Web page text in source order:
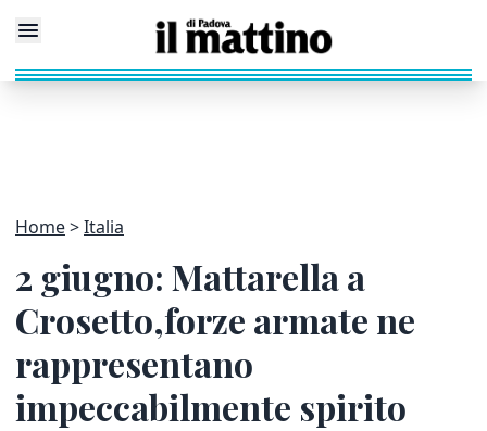
Home Italia
2 giugno: Mattarella a
Crosetto,forze armate ne
rappresentano
impeccabilmente spirito